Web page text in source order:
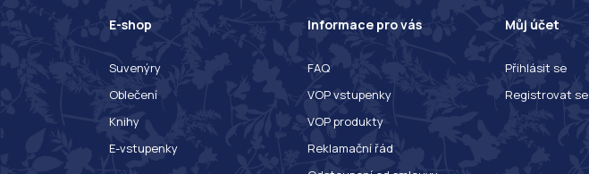
E-shop
Suvenýry
Oblečení
Knihy
E-vstupenky
Informace pro vás
FAQ
VOP vstupenky
VOP produkty
Reklamační řád
Můj účet
Přihlásit se
Registrovat se